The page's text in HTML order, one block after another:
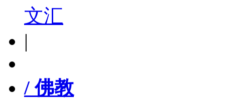
文汇
|
/ 佛教